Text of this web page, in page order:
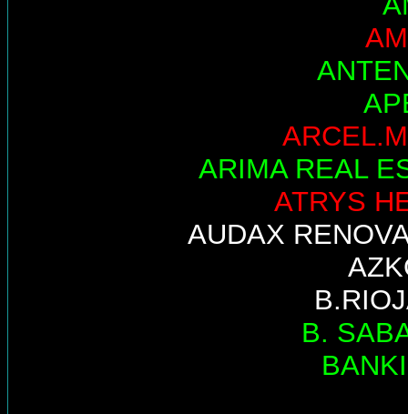
ARIMA REAL
ATRYS
AUDAX
B.